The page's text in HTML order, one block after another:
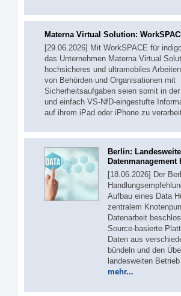
Materna Virtual Solution:
[29.06.2026] Mit WorkSPACE für
das Unternehmen Materna Virtual
hochsicheres und ultramobiles
von Behörden und Organisationen mit
Sicherheitsaufgaben seien somit in
und einfach VS-NfD-eingestufte
auf ihrem iPad oder iPhone zu
Berlin:
Datenmanagement
[18.06.2026] Der
Aufbau eines Data
zentralem
Datenarbeit
Source-basierte
Daten aus
bündeln und den
landesweiten
mehr...